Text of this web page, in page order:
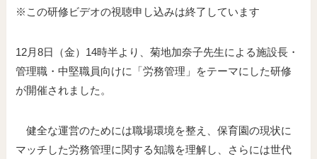
※この研修ビデオの視聴申し込みは終了しています
12月8日（金）14時半より、菊地加奈子先生による施設長・
管理職・中堅職員向けに「労務管理」をテーマにした研修
が開催されました。
健全な運営のためには職場環境を整え、保育園の現状に
マッチした労務管理に関する知識を理解し、さらには世代